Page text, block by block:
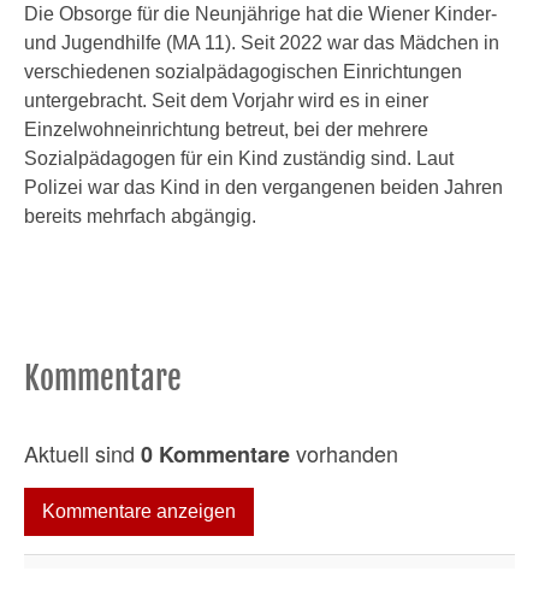
Die Obsorge für die Neunjährige hat die Wiener Kinder-
und Jugendhilfe (MA 11). Seit 2022 war das Mädchen in
verschiedenen sozialpädagogischen Einrichtungen
untergebracht. Seit dem Vorjahr wird es in einer
Einzelwohneinrichtung betreut, bei der mehrere
Sozialpädagogen für ein Kind zuständig sind. Laut
Polizei war das Kind in den vergangenen beiden Jahren
bereits mehrfach abgängig.
Kommentare
Aktuell sind 0 Kommentarevorhanden
Kommentare anzeigen